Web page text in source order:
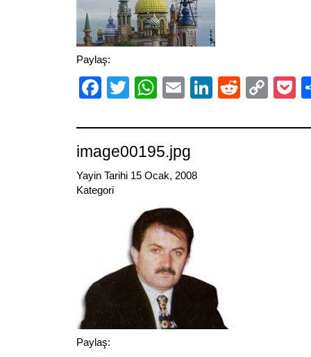
Paylaş:
Facebook
TwitterWhatsApp
EmailLinkedIn
Reddit
image00195.jpg
Yayin Tarihi 15 Ocak, 2008
Kategori
Paylaş: